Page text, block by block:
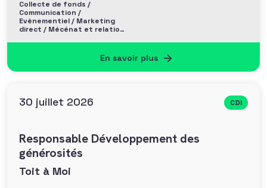
Collecte de fonds /
Communication /
Evènementiel / Marketing
direct / Mécénat et relation
En savoir plus
30 juillet 2026 CDI
Responsable Développement des
générosités
Toit à Moi